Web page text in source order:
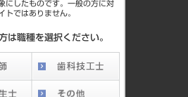
にしたものです。一般の方に対
トではありません。
は職種を選択ください。